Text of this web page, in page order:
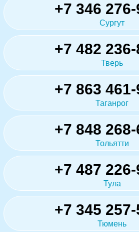
+7 346
Сургут
+7 482
Тверь
+7 863
Таганрог
+7 848
Тольятти
+7 487
Тула
+7 345
Тюмень